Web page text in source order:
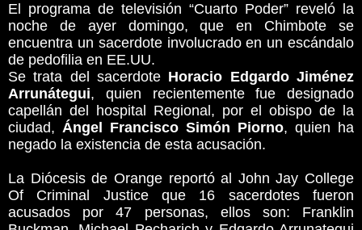
El programa de televisión “Cuarto Poder” reveló la
noche de ayer domingo, que en Chimbote se
encuentra un sacerdote involucrado en un escándalo
de pedofilia en EE.UU.
Se trata del sacerdote Horacio Edgardo Jiménez
Arrunátegui, quien recientemente fue designado
capellán del hospital Regional, por el obispo de la
ciudad, Ángel Francisco Simón Piorno, quien ha
negado la existencia de esta acusación.
La Diócesis de Orange reportó al John Jay College
Of Criminal Justice que 16 sacerdotes fueron
acusados por 47 personas, ellos son: Franklin